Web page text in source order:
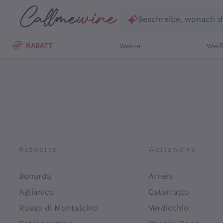
Zum Hauptinhalt springen
Beschreibe, wonach
RABATT Weine
Rotweine
Bonarda
Aglianico
Rosso di Montalcino
Weissweine
Arneis
Catarratto
Verdicchio